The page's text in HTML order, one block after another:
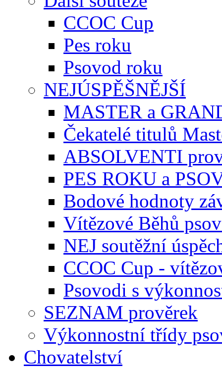
CCOC Cup
Pes roku
Psovod roku
NEJÚSPĚŠNĚJŠÍ
MASTER a
Čekatelé titulů
ABSOLVENTI
PES ROKU a
Bodové hodnoty
Vítězové Běhů
NEJ soutěžní
CCOC Cup -
Psovodi s
SEZNAM prověrek
Výkonnostní třídy
Chovatelství